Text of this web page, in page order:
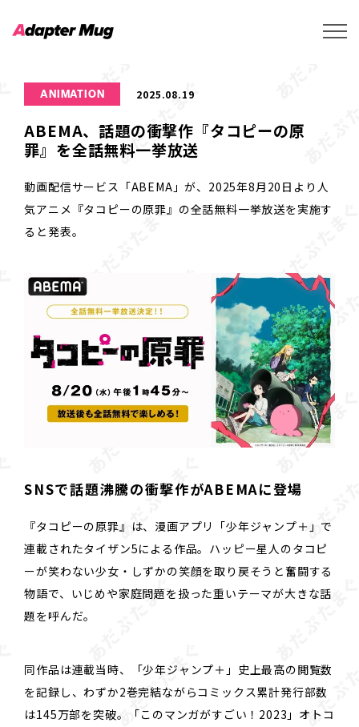
ANIMATION 2025.08.19
ABEMA、話題の衝撃作『タコピーの原
罪』を全話無料一挙放送
動画配信サービス「ABEMA」が、2025年8月20日より人
気アニメ『タコピーの原罪』の全話無料一挙放送を実施す
ると発表。
SNSで話題沸騰の衝撃作がABEMAに登場
『タコピーの原罪』は、漫画アプリ「少年ジャンプ＋」で
連載されたタイザン5による作品。ハッピー星人のタコピ
ーが笑わない少女・しずかの笑顔を取り戻そうと奮闘する
物語で、いじめや家庭問題を扱った重いテーマが大きな話
題を呼んだ。
同作品は連載当時、「少年ジャンプ＋」史上最高の閲覧数
を記録し、わずか2巻完結ながらコミックス累計発行部数
は145万部を突破。「このマンガがすごい！2023」オトコ